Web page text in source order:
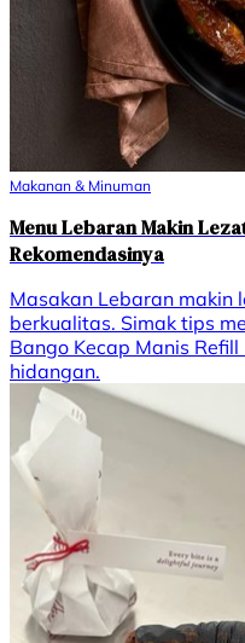
Makanan & Minuman
Menu Lebaran Makin
Rekomendasinya
Masakan Lebaran makin
berkualitas. Simak tips
Bango Kecap Manis
hidangan.